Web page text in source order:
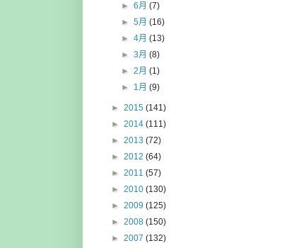
►6月(7)
►5月(16)
►4月(13)
►3月(8)
►2月(1)
► 1月(9)
► 2015 (141)
► 2014 (111)
► 2013 (72)
► 2012 (64)
► 2011 (57)
► 2010 (130)
► 2009 (125)
► 2008 (150)
► 2007 (132)